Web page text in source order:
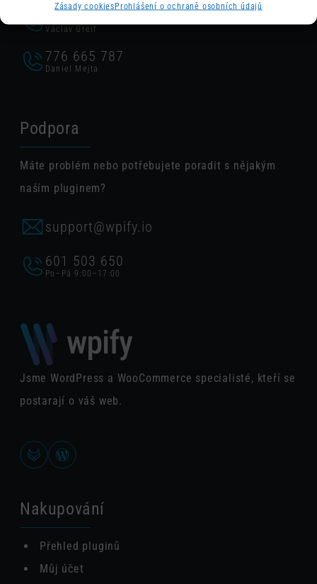
Zásady cookiesProhlášení o ochraně osobních údajů
607 963 703
Václav Greif
776 665 787
Daniel Mejta
Podpora
Máte problém nebo potřebujete poradit s nějakým
naším pluginem?
support@wpify.io
601 503 650
Po–Pá 9:00–17:00
Jsme WordPress a WooCommerce specialisté, kteří se
postarají o váš web.
Nakupování
Přehled pluginů
Můj účet